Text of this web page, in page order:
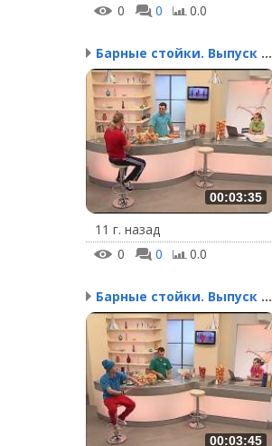
0
0 0.0
Барные стойки. Выпуск 143
00:03:35
11 г. назад
0
0 0.0
Барные стойки. Выпуск 142
00:03:45